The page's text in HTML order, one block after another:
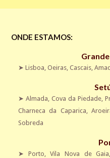
ONDE ESTAMOS:
➤ Lisboa Oeiras Cascais
➤ Almada , Cova da Piedade,
Charneca da Caparica,
Sobreda
➤ Porto ,Vila Nova de Gaia